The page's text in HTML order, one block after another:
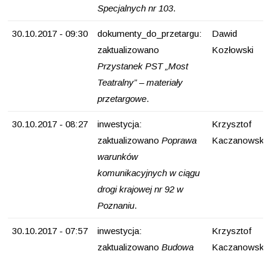
Specjalnych nr 103.
30.10.2017 - 09:30
dokumenty_do_przetargu:
zaktualizowano
Przystanek PST „Most
Teatralny” – materiały
przetargowe.
Dawid
Kozłowski
30.10.2017 - 08:27
inwestycja:
zaktualizowanoPoprawa
warunków
komunikacyjnych w ciągu
drogi krajowej nr 92 w
Poznaniu.
Krzysztof
Kaczanowski
30.10.2017 - 07:57
inwestycja:
zaktualizowanoBudowa
Krzysztof
Kaczanowski